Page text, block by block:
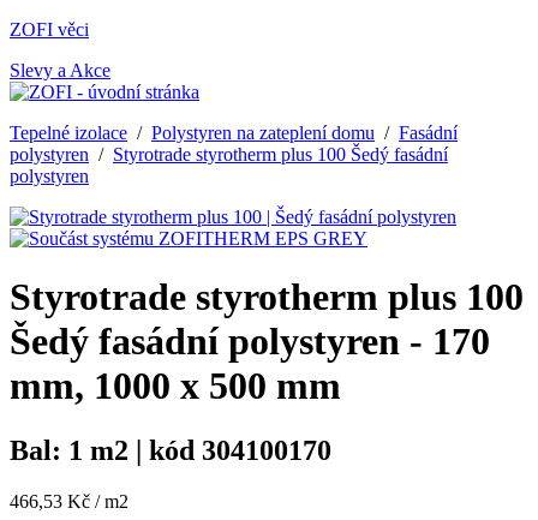
ZOFI věci
Slevy a Akce
Tepelné izolace / Polystyren na zateplení domu / Fasádní
polystyren / Styrotrade styrotherm plus 100 Šedý fasádní
polystyren
Styrotrade styrotherm plus 100
Šedý fasádní polystyren - 170
mm, 1000 x 500 mm
Bal: 1 m2 | kód 304100170
466,53 Kč / m2